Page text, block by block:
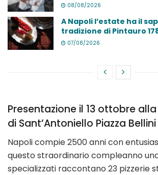
08/08/2026
A Napoli l’estate ha il
tradizione di Pintauro
07/08/2026
Presentazione il 13 ottobre
di Sant’Antoniello Piazza Bellini
Napoli compie 2500 anni con
questo straordinario compleanno
specializzati raccontano 23 pizzerie